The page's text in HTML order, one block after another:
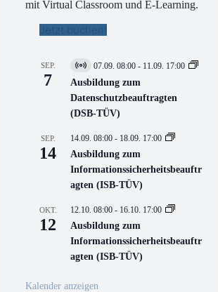
mit Virtual Classroom und E-Learning.
Jetzt buchen!
SEP.
7
V
i
t
u
l
V
e
r
n
s
t
a
t
n
07.09. 08:00 - 11.09. 17:00
Ausbildung zum
Datenschutzbeauftragten
(DSB-TÜV)
SEP.
14
14.09. 08:00 - 18.09. 17:00
Ausbildung zum
Informationssicherheitsbeauftr
agten (ISB-TÜV)
OKT.
12
12.10. 08:00 - 16.10. 17:00
Ausbildung zum
Informationssicherheitsbeauftr
agten (ISB-TÜV)
Kalender anzeigen